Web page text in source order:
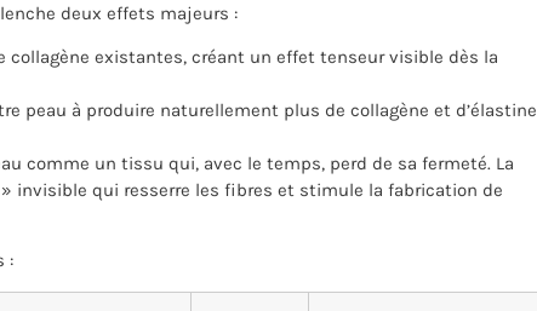
deux effets majeurs :
collagène existantes, créant un effet tenseur visible dès la
peau à produire naturellement plus de collagène et d’élastine
comme un tissu qui, avec le temps, perd de sa fermeté. La
invisible qui resserre les fibres et stimule la fabrication de
: